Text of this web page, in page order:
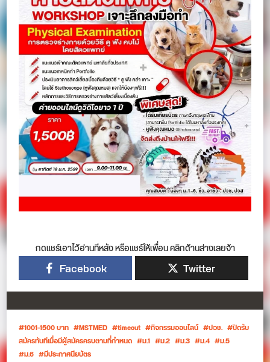
กดแชร์เอาไว้อ่านทีหลัง หรือแชร์ให้เพื่อน คลิกด้านล่างเลยจ้า
Facebook Twitter
1001-1500 บาท MSTMED timeout กิจกรรมออนไลน์ ปวช.
ปิดรับ
สมัครทันทีเมื่อมีผู้สมัครครบตามที่กำหนด
ม.1 ม.2 ม.3 ม.4
ม.5
ม.6
มีประกาศนียบัตร